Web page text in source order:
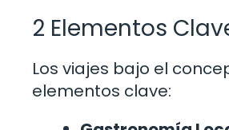
2 Elementos
Los viajes bajo el
elementos clave: